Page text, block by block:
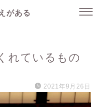
がある
れているもの
2021年9月26日